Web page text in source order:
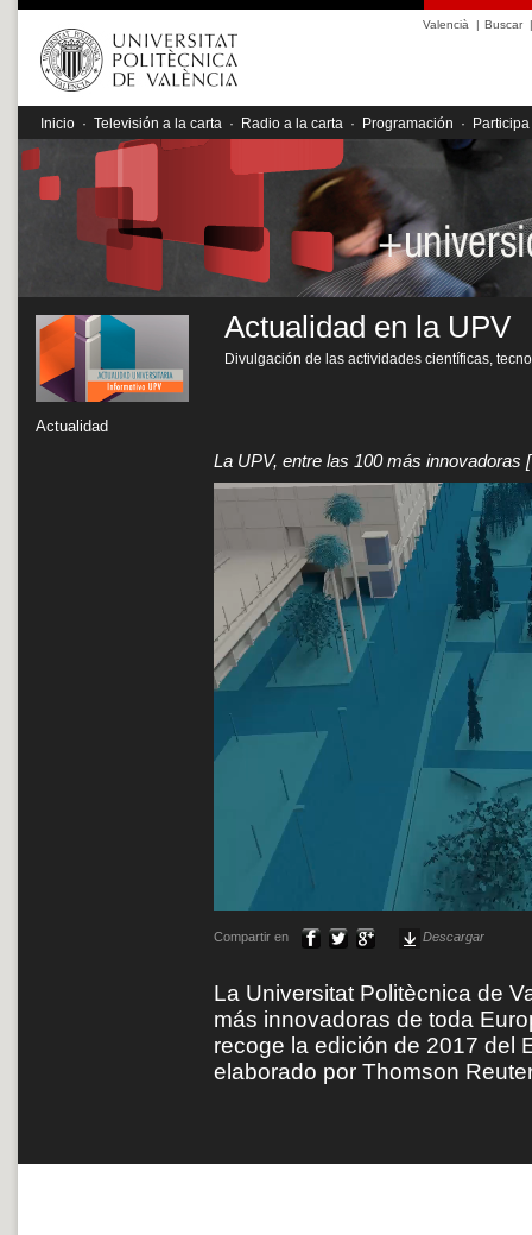
Valencià | Buscar|
Inicio · Televisión a la carta · Radio a la carta · Programación · Participa
Actualidad
Actualidad en la UPV
Divulgación de las actividades científicas,
La UPV, entre las 100 más innovadoras
Compartir en Descargar
La Universitat Politècnica de
más innovadoras de toda
recoge la edición de 2017 del
elaborado por Thomson